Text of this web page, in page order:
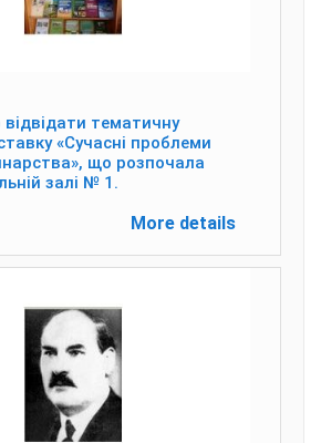
тематичну
«Сучасні проблеми
що розпочала
залі № 1.
More details